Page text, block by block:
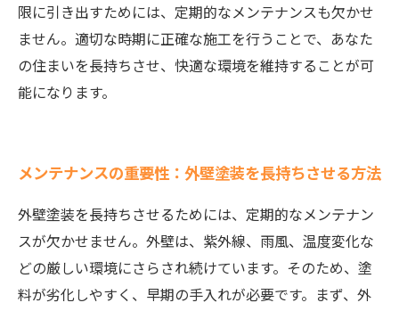
限に引き出すためには、定期的なメンテナンスも欠かせ
ません。適切な時期に正確な施工を行うことで、あなた
の住まいを長持ちさせ、快適な環境を維持することが可
能になります。
メンテナンスの重要性：外壁塗装を長持ちさせる方法
外壁塗装を長持ちさせるためには、定期的なメンテナン
スが欠かせません。外壁は、紫外線、雨風、温度変化な
どの厳しい環境にさらされ続けています。そのため、塗
料が劣化しやすく、早期の手入れが必要です。まず、外